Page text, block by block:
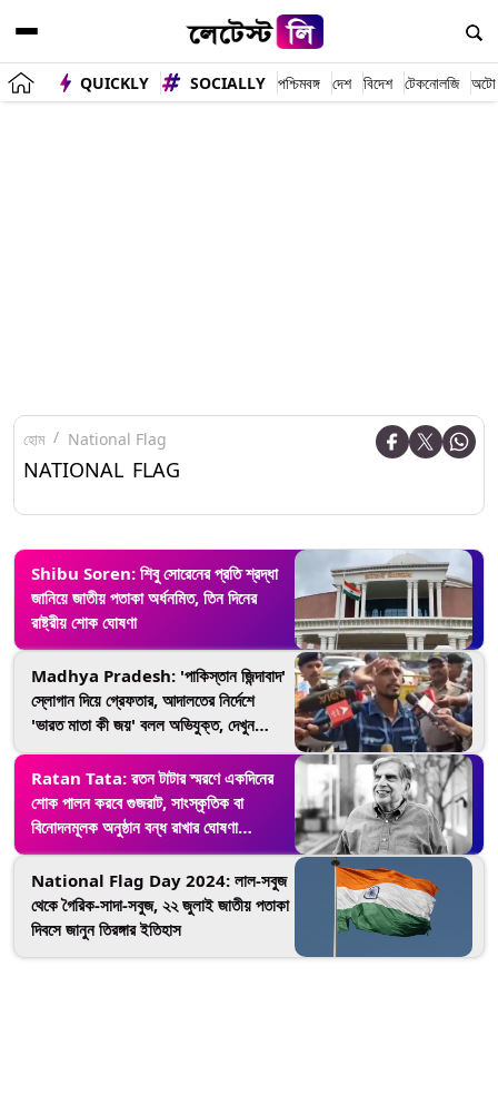
QUICKLY SOCIALLY পশ্চিমবঙ্গ দেশ বিদেশ টেকনোলজি অটো
হোম National Flag
NATIONAL FLAG
Shibu Soren: শিবু সোরেনের প্রতি শ্রদ্ধা
জানিয়ে জাতীয় পতাকা অর্ধনমিত, তিন দিনের
রাষ্ট্রীয় শোক ঘোষণা
Madhya Pradesh: 'পাকিস্তান জিন্দাবাদ'
স্লোগান দিয়ে গ্রেফতার, আদালতের নির্দেশে
'ভারত মাতা কী জয়' বলল অভিযুক্ত, দেখুন
ভিডিয়ো
Ratan Tata: রতন টাটার স্মরণে একদিনের
শোক পালন করবে গুজরাট, সাংস্কৃতিক বা
বিনোদনমূলক অনুষ্ঠান বন্ধ রাখার ঘোষণা
প্রশাসনের
National Flag Day 2024: লাল-সবুজ
থেকে গৈরিক-সাদা-সবুজ, ২২ জুলাই জাতীয় পতাকা
দিবসে জানুন তিরঙ্গার ইতিহাস